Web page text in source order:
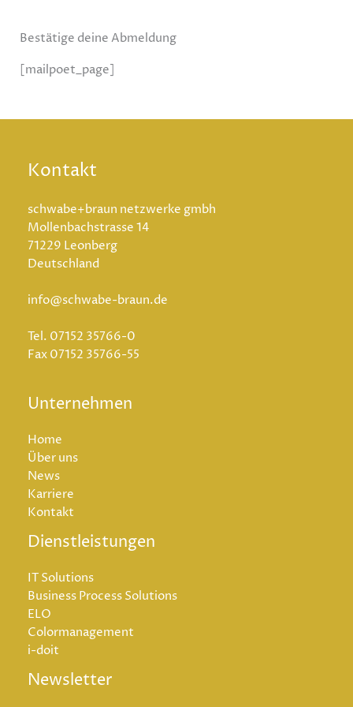
Bestätige deine Abmeldung
[mailpoet_page]​
Kontakt
schwabe+braun netzwerke gmbh
Mollenbachstrasse 14
71229 Leonberg
Deutschland
info@schwabe-braun.de
Tel. 07152 35766-0
Fax 07152 35766-55
Unternehmen
Home
Über uns
News
Karriere
Kontakt
Dienstleistungen
IT Solutions
Business Process Solutions
ELO
Colormanagement
i-doit
Newsletter